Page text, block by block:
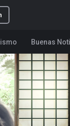
Buenas